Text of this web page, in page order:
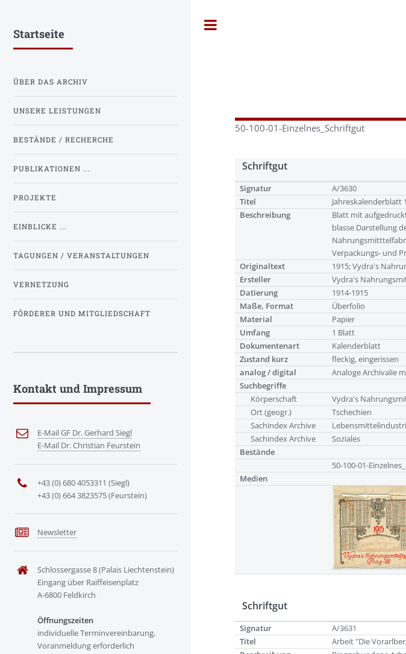
50-100-01-Einzelnes_Schriftgut
Schriftgut
Signatur
A/3630
Titel
Beschreibung
Blatt mit
blasse Darstellung
Verpackungs- und
Originaltext
1915; Vydra's
Ersteller
Vydra's
Datierung
1914-1915
Maße, Format
Überfolio
Material
Papier
Umfang
1 Blatt
Dokumentenart
Kalenderblatt
Zustand kurz
fleckig, eingerissen
analog / digital
Analoge Archivalie
Suchbegriffe
Körperschaft
Vydra's
Ort (geogr.)
Tschechien
Sachindex Archive
Sachindex Archive
Soziales
Bestände
50-100-01-
Medien
Schriftgut
Signatur
A/3631
Titel
Arbeit "Die
Startseite
ÜBER DAS ARCHIV
UNSERE LEISTUNGEN
BESTÄNDE / RECHERCHE
PUBLIKATIONEN ...
PROJEKTE
EINBLICKE ...
TAGUNGEN / VERANSTALTUNGEN
VERNETZUNG
FÖRDERER UND MITGLIEDSCHAFT
Kontakt und Impressum
E-Mail GF Dr. Gerhard Siegl
E-Mail Dr. Christian Feurstein
+43 (0) 680 4053311 (Siegl)
+43 (0) 664 3823575 (Feurstein)
Newsletter
Schlossergasse 8 (Palais Liechtenstein)
Eingang über Raiffeisenplatz
A-6800 Feldkirch
Öffnungszeiten
individuelle Terminvereinbarung,
Voranmeldung erforderlich